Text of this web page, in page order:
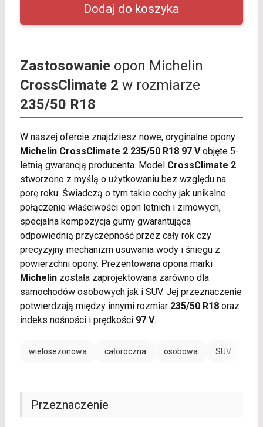
Zastosowanieopon Michelin
CrossClimate 2 w rozmiarze
235/50 R18
W naszej ofercie znajdziesz nowe, oryginalne opony
Michelin CrossClimate 2 235/50 R18 97 Vobjęte 5-
letnią gwarancją producenta. Model CrossClimate 2
stworzono z myślą o użytkowaniu bez względu na
porę roku. Świadczą o tym takie cechy jak unikalne
połączenie właściwości opon letnich i zimowych,
specjalna kompozycja gumy gwarantująca
odpowiednią przyczepność przez cały rok czy
precyzyjny mechanizm usuwania wody i śniegu z
powierzchni opony. Prezentowana opona marki
Michelinzostała zaprojektowana zarówno dla
samochodów osobowych jak i SUV. Jej przeznaczenie
potwierdzają między innymi rozmiar 235/50 R18oraz
indeks nośności i prędkości 97 V.
wielosezonowa całoroczna osobowa SUV
Przeznaczenie